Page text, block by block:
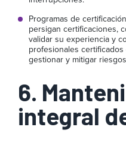
Programas de
persigan certificaciones,
validar su experiencia y
profesionales
gestionar y mitigar
6.
integral